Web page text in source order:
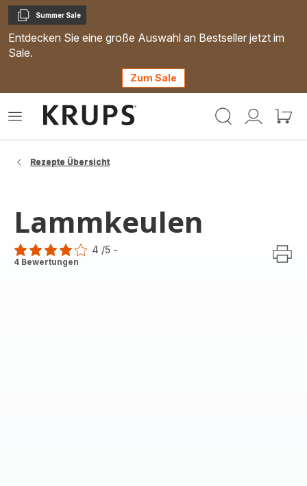
Kopieren
Summer Sale
Entdecken Sie eine große Auswahl an Bestseller jetzt im
Sale.
Zum Sale
Mein
Mein
Das
Rezepte Übersicht
Lammkeulen
Bewertung
4 /5 -
4 Bewertungen